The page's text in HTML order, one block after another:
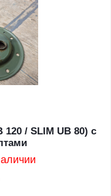
/ SLIM UB 80) с